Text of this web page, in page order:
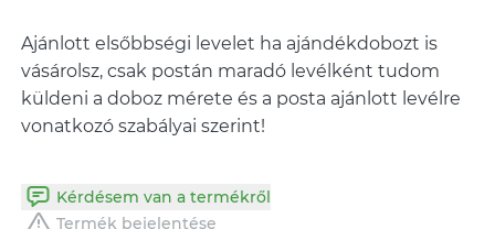
Ajánlott elsőbbségi levelet ha ajándékdobozt is
vásárolsz, csak postán maradó levélként tudom
küldeni a doboz mérete és a posta ajánlott levélre
Kérdésem van a termékről
Termék bejelentése